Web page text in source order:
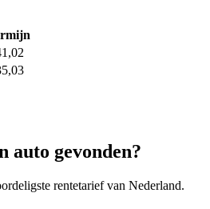
auto gevonden?
rentetarief van Nederland.